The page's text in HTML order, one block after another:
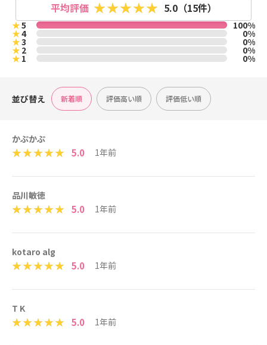
平均評価 5.0（15件）
★5 100%
★4 0%
★3 0%
★2 0%
★1 0%
並び替え 新着順 評価高い順 評価低い順
かぷかぷ
5.0 1年前
品川敏徳
5.0 1年前
kotaro alg
5.0 1年前
T K
5.0 1年前